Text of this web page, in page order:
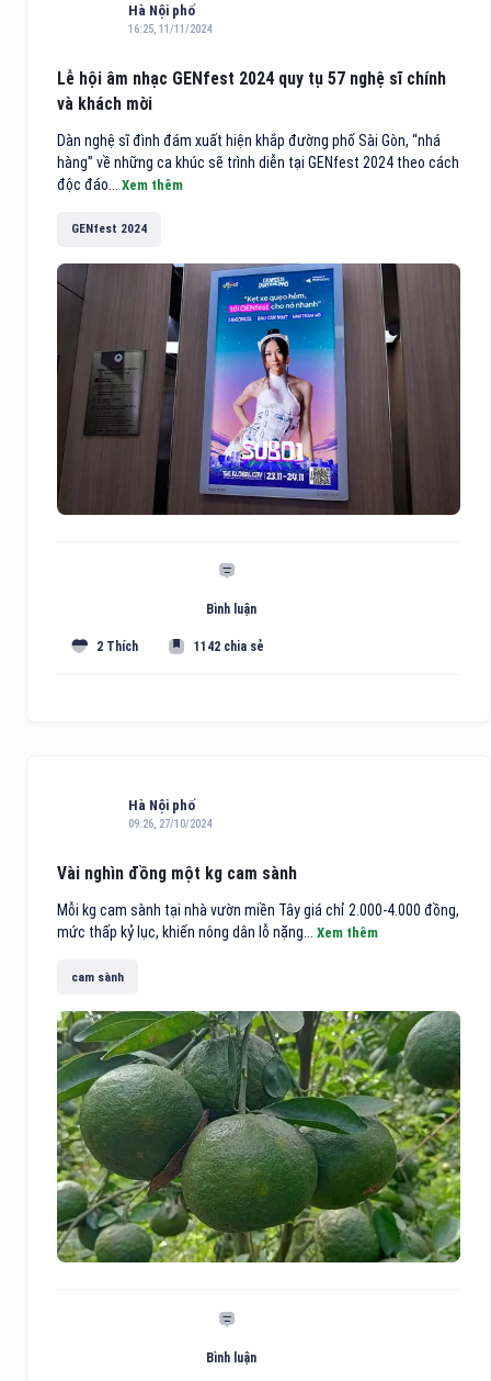
Hà Nội phố
16:25, 11/11/2024
Lễ hội âm nhạc GENfest 2024 quy tụ 57 nghệ sĩ chính
và khách mời
Dàn nghệ sĩ đình đám xuất hiện khắp đường phố Sài Gòn, “nhá
hàng” về những ca khúc sẽ trình diễn tại GENfest 2024 theo cách
độc đáo... Xem thêm
GENfest 2024
Bình luận
2 Thích 1142 chia sẻ
Hà Nội phố
09:26, 27/10/2024
Vài nghìn đồng một kg cam sành
Mỗi kg cam sành tại nhà vườn miền Tây giá chỉ 2.000-4.000 đồng,
mức thấp kỷ lục, khiến nông dân lỗ nặng... Xem thêm
cam sành
Bình luận